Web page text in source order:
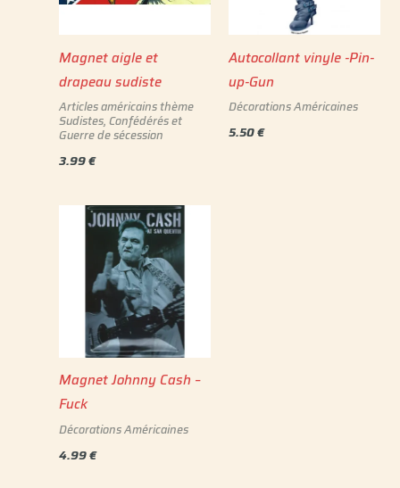
Magnet aigle et
drapeau sudiste
Articles américains thème
Sudistes, Confédérés et
Guerre de sécession
3.99€
Autocollant vinyle -Pin-
up-Gun
Décorations Américaines
5.50€
Magnet Johnny Cash –
Fuck
Décorations Américaines
4.99€